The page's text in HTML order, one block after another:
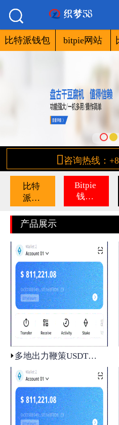


比特派钱包 bitpie网站
咨询热线：
比特
派官
载
Bitpie
钱包
下载
产品展示
多地出力鞭策USDT钱包虚拟电厂成长